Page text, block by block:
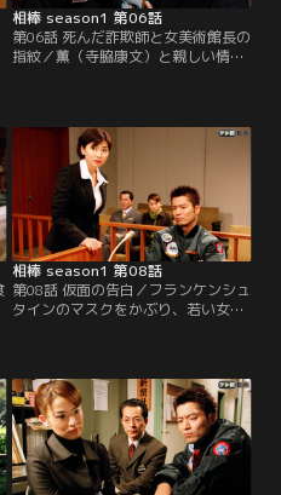
相棒 season1 第06話
第06話 死んだ詐欺師と女美術館長の
指紋／薫（寺脇康文）と親しい情報
ごってくれた土田がなぜ…。6歳の
息子の養育権を別れた妻から取り戻
すため、働くための資金も出来たと
言っていたのに…。薫は口惜しさに
唇をかむ。その土田に1億5000万円
の詐欺容疑が浮上した。
相棒 season1 第08話
第08話 仮面の告白／フランケンシュ
タインのマスクをかぶり、若い女性
らフランケンシュタインのマスクを
発見し、その男・黒岩（長谷川朝
晴）を容疑者として逮捕する。が、
裁判では薫や捜査一課・伊丹（川原
和久）の捜査ミスが指摘され、黒岩
は無罪に。